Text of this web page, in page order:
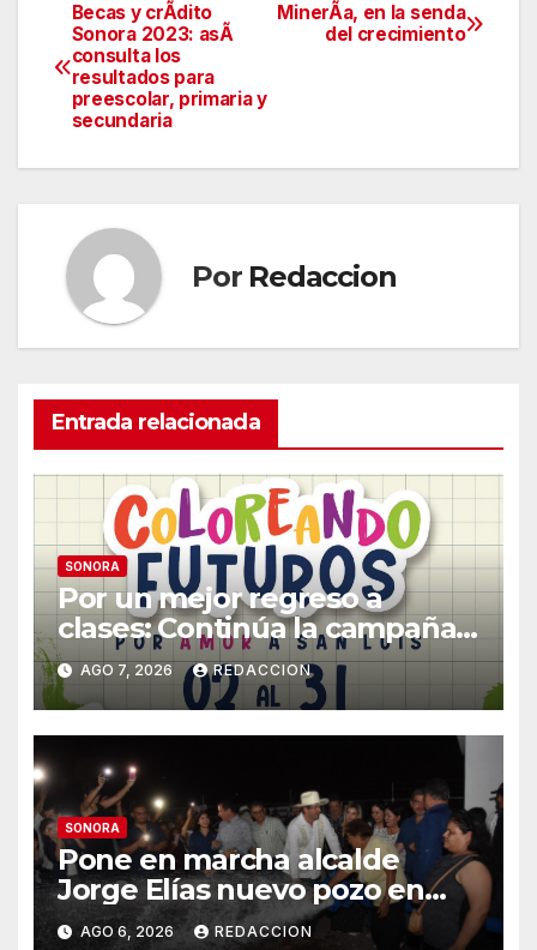
Navegación
de
entradas
MinerÃa, en la senda
del crecimiento
Becas y crÃdito
Sonora 2023: asÃ
consulta los
resultados para
preescolar, primaria y
secundaria
Por Redaccion
Entrada relacionada
SONORA
Por un mejor regreso a
clases: Continúa la campaña
de recolección de útiles
«Coloreando Futuros»
AGO 7, 2026 REDACCION
SONORA
Pone en marcha alcalde
Jorge Elías nuevo pozo en
Tierra Blanca, Tesia:
AGO 6, 2026 REDACCION